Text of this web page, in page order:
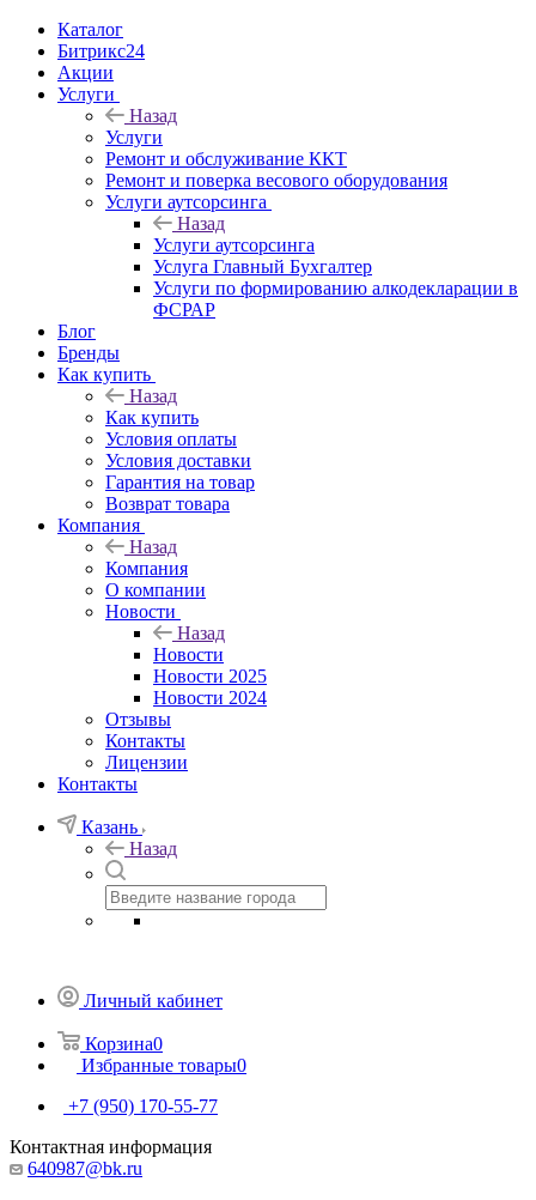
Каталог
Битрикс24
Акции
Услуги
Назад
Услуги
Ремонт и обслуживание ККТ
Ремонт и поверка весового оборудования
Услуги аутсорсинга
Назад
Услуги аутсорсинга
Услуга Главный Бухгалтер
Услуги по формированию алкодекларации в
ФСРАР
Блог
Бренды
Как купить
Назад
Как купить
Условия оплаты
Условия доставки
Гарантия на товар
Возврат товара
Компания
Назад
Компания
О компании
Новости
Назад
Новости
Новости 2025
Новости 2024
Отзывы
Контакты
Лицензии
Контакты
Казань
Назад
Личный кабинет
Корзина0
Избранные товары0
+7 (950) 170-55-77
Контактная информация
640987@bk.ru